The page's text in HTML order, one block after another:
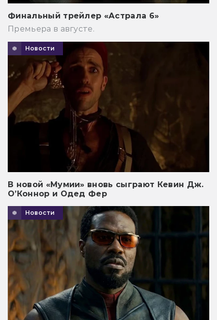
Финальный трейлер «Астрала 6»
Премьера в августе.
Новости
В новой «Мумии» вновь сыграют Кевин Дж.
О’Коннор и Одед Фер
Новости